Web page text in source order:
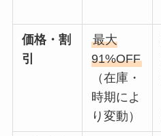
価格・割
引
最大
91%OFF
（在庫・
時期によ
り変動）